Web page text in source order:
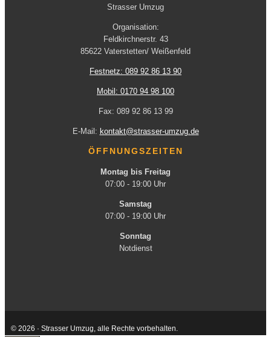
Strasser Umzug
Organisation:
Feldkirchnerstr. 43
85622 Vaterstetten/ Weißenfeld
Festnetz: 089 92 86 13 90
Mobil: 0170 94 98 100
Fax: 089 92 86 13 99
E-Mail: kontakt@strasser-umzug.de
ÖFFNUNGSZEITEN
Montag bis Freitag
07:00 - 19:00 Uhr
Samstag
07:00 - 19:00 Uhr
Sonntag
Notdienst
© 2026 · Strasser Umzug, alle Rechte vorbehalten.